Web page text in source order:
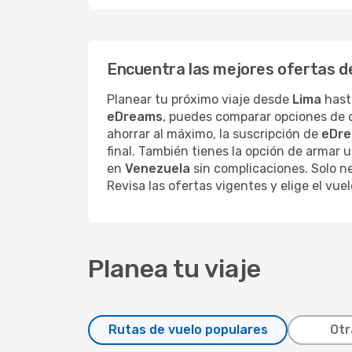
Encuentra las mejores ofertas
Planear tu próximo viaje desde Lima
eDreams, puedes comparar opciones
ahorrar al máximo, la suscripción de
final. También tienes la opción de armar
en Venezuela sin complicaciones. Solo
Revisa las ofertas vigentes y elige el
Planea tu viaje
Rutas de vuelo populares